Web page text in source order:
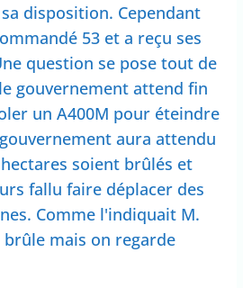
disposition. Cependant
53 et a reçu ses
question se pose tout de
gouvernement attend fin
un A400M pour éteindre
aura attendu
soient brûlés et
fallu faire déplacer des
Comme l'indiquait M.
brûle mais on regarde